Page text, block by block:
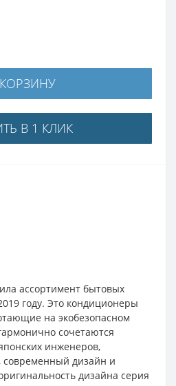
В 1 КЛИК
ассортимент бытовых
году. Это кондиционеры
на экобезопасном
сочетаются
инженеров,
современный дизайн и
дизайна серия